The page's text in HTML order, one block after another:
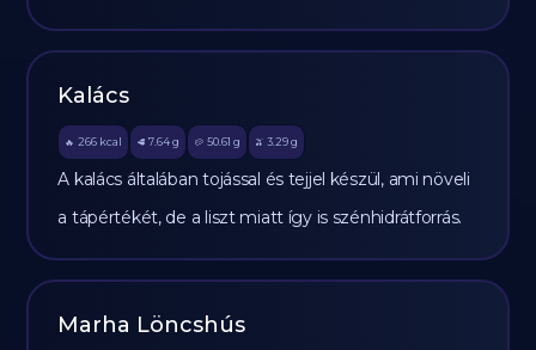
Kalács
🔥 266 kcal 🥩 7.64 g 🥔 50.61 g 🫒 3.29 g
A kalács általában tojással és tejjel készül, ami növeli
a tápértékét, de a liszt miatt így is szénhidrátforrás.
Marha Löncshús